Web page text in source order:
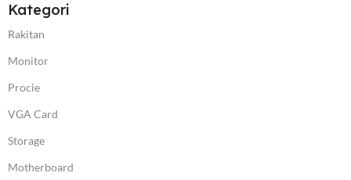
Kategori
Rakitan
Monitor
Procie
VGA Card
Storage
Motherboard